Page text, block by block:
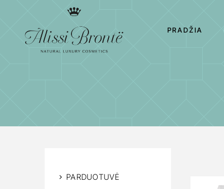
PRADŽIA
PARDUOTUVĖ